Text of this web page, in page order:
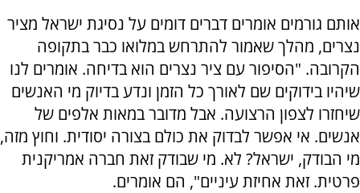
אותם גורמים אומרים דברים דומים על נסיגת ישראל מציר
נצרים, מהלך שאמור להתרחש במלואו כבר בתקופה
הקרובה. "הסיפור עם ציר נצרים הוא בדיחה. אומרים לנו
שיהיו בידוקים שם לאורך כל הזמן ונדע בדיוק מי האנשים
שיחזרו לצפון הרצועה. אבל מדובר במאות אלפים של
אנשים. אי אפשר לבדוק את כולם בצורה יסודית. וחוץ מזה,
מי הבודק, ישראל? לא. מי שבודק זאת חברה אמריקנית
פרטית. זאת אחיזת עיניים", הם אומרים.